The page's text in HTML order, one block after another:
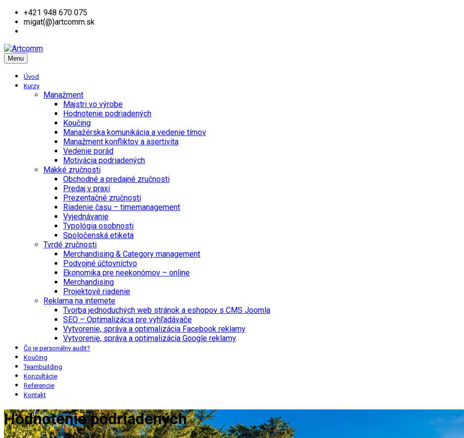
+421 948 670 075
migat(@)artcomm.sk
Menu
Úvod
Kurzy
Manažment
Majstri vo výrobe
Hodnotenie podriadených
Koučing
Manažérska komunikácia a vedenie tímov
Manažment konfliktov a asertivita
Vedenie porád
Motivácia podriadených
Mäkké zručnosti
Obchodné a predajné zručnosti
Predaj v praxi
Prezentačné zručnosti
Riadenie času – timemanagement
Vyjednávanie
Typológia osobnosti
Spoločenská etiketa
Tvrdé zručnosti
Merchandising & Category management
Podvojné účtovníctvo
Ekonomika pre neekonómov – online
Merchandising
Projektové riadenie
Reklama na internete
Tvorba jednoduchých web stránok a eshopov s CMS Joomla
SEO – Optimalizácia pre vyhľadávače
Vytvorenie, správa a optimalizácia Facebook reklamy
Vytvorenie, správa a optimalizácia Google reklamy
Čo je personálny audit?
Koučing
Teambuilding
Konzultácie
Referencie
Kontakt
Hodnotenie podriadených